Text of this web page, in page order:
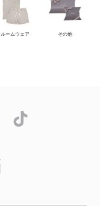
ルームウェア その他